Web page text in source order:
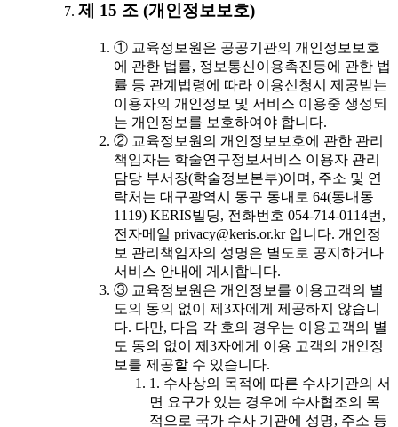
제 15 조 (개인정보보호)
① 교육정보원은 공공기관의 개인정보보호
에 관한 법률, 정보통신이용촉진등에 관한 법
률 등 관계법령에 따라 이용신청시 제공받는
이용자의 개인정보 및 서비스 이용중 생성되
는 개인정보를 보호하여야 합니다.
② 교육정보원의 개인정보보호에 관한 관리
책임자는 학술연구정보서비스 이용자 관리
담당 부서장(학술정보본부)이며, 주소 및 연
락처는 대구광역시 동구 동내로 64(동내동
1119) KERIS빌딩, 전화번호 054-714-0114번,
전자메일 privacy@keris.or.kr 입니다. 개인정
보 관리책임자의 성명은 별도로 공지하거나
서비스 안내에 게시합니다.
③ 교육정보원은 개인정보를 이용고객의 별
도의 동의 없이 제3자에게 제공하지 않습니
다. 다만, 다음 각 호의 경우는 이용고객의 별
도 동의 없이 제3자에게 이용 고객의 개인정
보를 제공할 수 있습니다.
1. 수사상의 목적에 따른 수사기관의 서
면 요구가 있는 경우에 수사협조의 목
적으로 국가 수사 기관에 성명, 주소 등